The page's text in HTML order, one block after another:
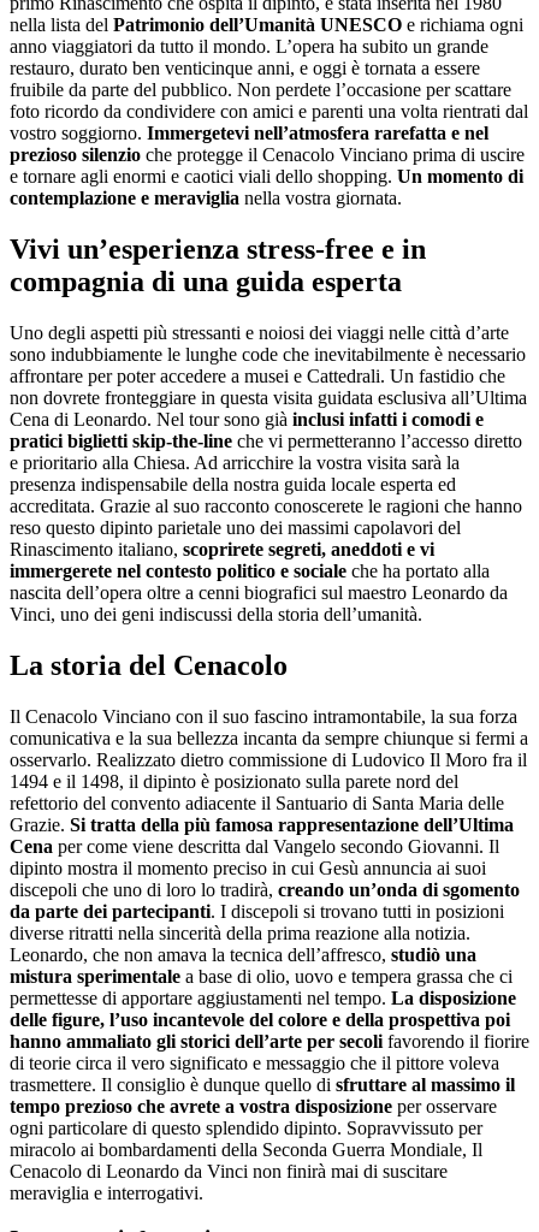
nella lista del Patrimonio dell’Umanità UNESCO e richiama ogni
anno viaggiatori da tutto il mondo. L’opera ha subito un grande
restauro, durato ben venticinque anni, e oggi è tornata a essere
fruibile da parte del pubblico. Non perdete l’occasione per scattare
foto ricordo da condividere con amici e parenti una volta rientrati dal
vostro soggiorno. Immergetevi nell’atmosfera rarefatta e nel
prezioso silenzio che protegge il Cenacolo Vinciano prima di uscire
e tornare agli enormi e caotici viali dello shopping. Un momento di
contemplazione e meraviglia nella vostra giornata.
Vivi un’esperienza stress-free e in
compagnia di una guida esperta
Uno degli aspetti più stressanti e noiosi dei viaggi nelle città d’arte
sono indubbiamente le lunghe code che inevitabilmente è necessario
affrontare per poter accedere a musei e Cattedrali. Un fastidio che
non dovrete fronteggiare in questa visita guidata esclusiva all’Ultima
Cena di Leonardo. Nel tour sono già inclusi infatti i comodi e
pratici biglietti skip-the-line che vi permetteranno l’accesso diretto
e prioritario alla Chiesa. Ad arricchire la vostra visita sarà la
presenza indispensabile della nostra guida locale esperta ed
accreditata. Grazie al suo racconto conoscerete le ragioni che hanno
reso questo dipinto parietale uno dei massimi capolavori del
Rinascimento italiano, scoprirete segreti, aneddoti e vi
immergerete nel contesto politico e sociale che ha portato alla
nascita dell’opera oltre a cenni biografici sul maestro Leonardo da
Vinci, uno dei geni indiscussi della storia dell’umanità.
La storia del Cenacolo
Il Cenacolo Vinciano con il suo fascino intramontabile, la sua forza
comunicativa e la sua bellezza incanta da sempre chiunque si fermi a
osservarlo. Realizzato dietro commissione di Ludovico Il Moro fra il
1494 e il 1498, il dipinto è posizionato sulla parete nord del
refettorio del convento adiacente il Santuario di Santa Maria delle
Grazie. Si tratta della più famosa rappresentazione dell’Ultima
Cena per come viene descritta dal Vangelo secondo Giovanni. Il
dipinto mostra il momento preciso in cui Gesù annuncia ai suoi
discepoli che uno di loro lo tradirà, creando un’onda di sgomento
da parte dei partecipanti. I discepoli si trovano tutti in posizioni
diverse ritratti nella sincerità della prima reazione alla notizia.
Leonardo, che non amava la tecnica dell’affresco, studiò una
mistura sperimentale a base di olio, uovo e tempera grassa che ci
permettesse di apportare aggiustamenti nel tempo. La disposizione
delle figure, l’uso incantevole del colore e della prospettiva poi
hanno ammaliato gli storici dell’arte per secoli favorendo il fiorire
di teorie circa il vero significato e messaggio che il pittore voleva
trasmettere. Il consiglio è dunque quello di sfruttare al massimo il
tempo prezioso che avrete a vostra disposizione per osservare
ogni particolare di questo splendido dipinto. Sopravvissuto per
miracolo ai bombardamenti della Seconda Guerra Mondiale, Il
Cenacolo di Leonardo da Vinci non finirà mai di suscitare
meraviglia e interrogativi.